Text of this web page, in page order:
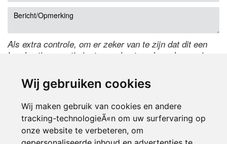
Wij gebruiken cookies
Wij maken gebruik van cookies en andere
tracking-technologieÃ«n om uw surfervaring op
onze website te verbeteren, om
Als extra controle, om er zeker van te zijn dat dit een
handmatige reactie is, typ onderstaande code over in
de code te wijzigen.